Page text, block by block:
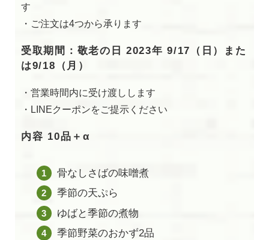
す
・ご注文は4つから承ります
受取期間：敬老の日 2023年 9/17（日）また
は9/18（月）
・営業時間内に受け渡しします
・LINEクーポンをご提示ください
内容 10品＋α
骨なしさばの味噌煮
季節の天ぷら
ゆばと季節の煮物
季節野菜のおかず2品